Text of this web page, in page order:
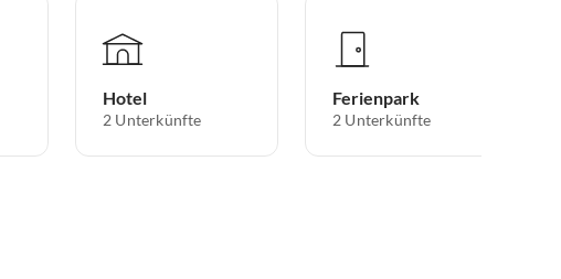
Hotel
2 Unterkünfte
Ferienpark
2 Unterkünfte